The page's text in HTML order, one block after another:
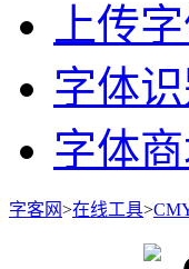
上传
字体识
字体
字客网>在线工具>